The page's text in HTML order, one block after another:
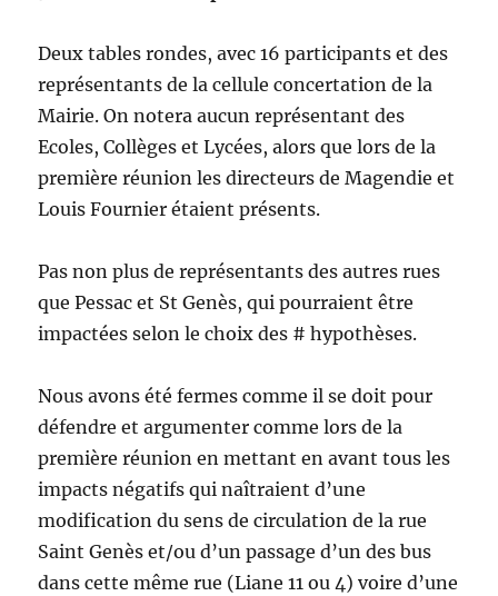
Deux tables rondes, avec 16 participants et des
représentants de la cellule concertation de la
Mairie. On notera aucun représentant des
Ecoles, Collèges et Lycées, alors que lors de la
première réunion les directeurs de Magendie et
Louis Fournier étaient présents.
Pas non plus de représentants des autres rues
que Pessac et St Genès, qui pourraient être
impactées selon le choix des # hypothèses.
Nous avons été fermes comme il se doit pour
défendre et argumenter comme lors de la
première réunion en mettant en avant tous les
impacts négatifs qui naîtraient d’une
modification du sens de circulation de la rue
Saint Genès et/ou d’un passage d’un des bus
dans cette même rue (Liane 11 ou 4) voire d’une